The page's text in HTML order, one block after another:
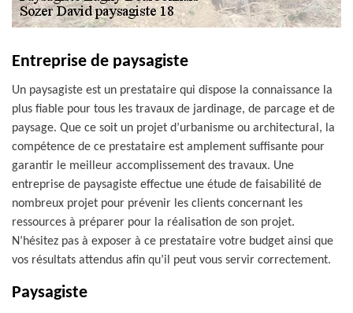
Entreprise de paysagiste
Un paysagiste est un prestataire qui dispose la connaissance la
plus fiable pour tous les travaux de jardinage, de parcage et de
paysage. Que ce soit un projet d’urbanisme ou architectural, la
compétence de ce prestataire est amplement suffisante pour
garantir le meilleur accomplissement des travaux. Une
entreprise de paysagiste effectue une étude de faisabilité de
nombreux projet pour prévenir les clients concernant les
ressources à préparer pour la réalisation de son projet.
N’hésitez pas à exposer à ce prestataire votre budget ainsi que
vos résultats attendus afin qu’il peut vous servir correctement.
Paysagiste